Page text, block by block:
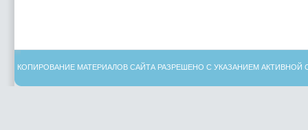
КОПИРОВАНИЕ МАТЕРИАЛОВ САЙТА РАЗРЕШЕНО С УКАЗАНИЕМ АКТИВНОЙ